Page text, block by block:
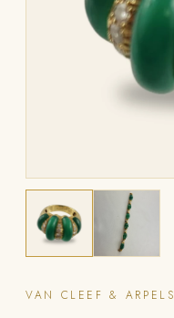
VAN CLEEF & ARPELS